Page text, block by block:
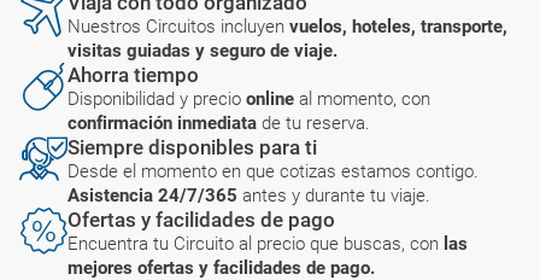
Nuestros Circuitos incluyen vuelos, hoteles, transporte,
visitas guiadas y seguro de viaje.
Ahorra tiempo
Disponibilidad y precio online al momento, con
confirmación inmediata de tu reserva.
Siempre disponibles para ti
Desde el momento en que cotizas estamos contigo.
Asistencia 24/7/365 antes y durante tu viaje.
Ofertas y facilidades de pago
Encuentra tu Circuito al precio que buscas, con las
mejores ofertas y facilidades de pago.